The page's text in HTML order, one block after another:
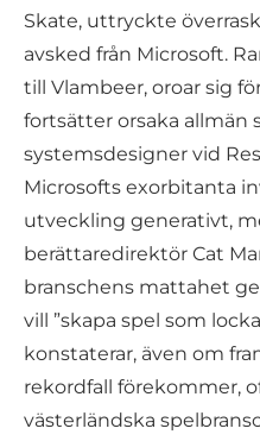
Skate, uttryckte
avsked från Microsoft.
till Vlambeer, oroar sig
fortsätter orsaka allmän
systemsdesigner vid
Microsofts exorbitanta
utveckling generativt,
berättaredirektör Cat
branschens mattahet
vill ”skapa spel som
konstaterar, även om
rekordfall förekommer,
västerländska